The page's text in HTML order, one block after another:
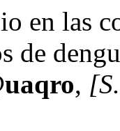
en las
de
,